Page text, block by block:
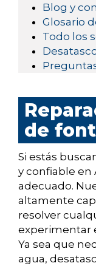
Blog y
Glosario
Todo los
de
Si estás
y confiable en
adecuado.
altamente
resolver
experimentar
Ya sea que
agua,